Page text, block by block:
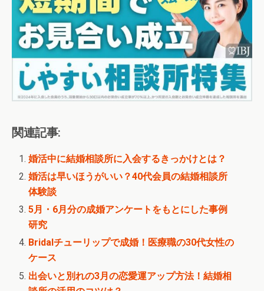
関連記事:
婚活中に結婚相談所に入会するきっかけとは？
婚活は早いほうがいい？40代会員の結婚相談所
体験談
5月・6月分の成婚アンケートをもとにした事例
研究
Bridalチューリップで成婚！医療職の30代女性の
ケース
出会いと別れの3月の恋愛運アップ方法！結婚相